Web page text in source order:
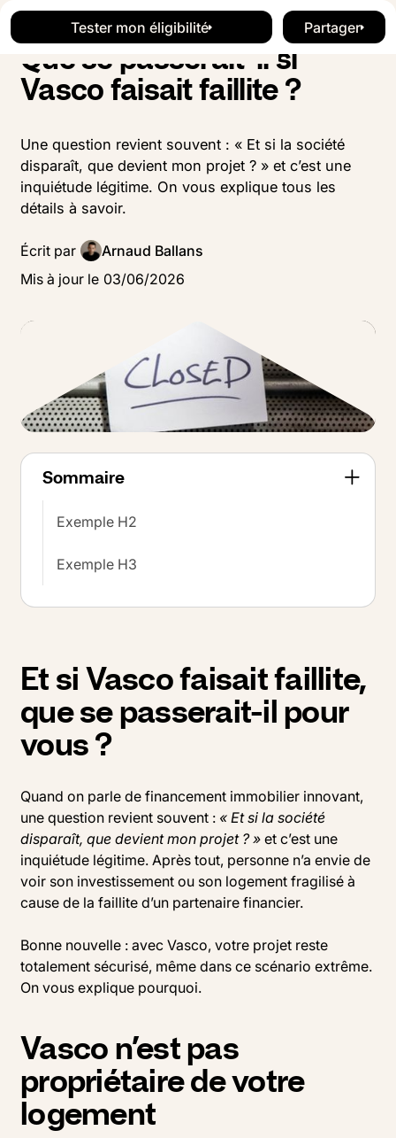
Button Text
Tester mon éligibilité
Blog Financement
Que se passerait-il si
Vasco faisait faillite ?
Une question revient souvent : « Et si la société
disparaît, que devient mon projet ? » et c’est une
inquiétude légitime. On vous explique tous les
détails à savoir.
Écrit par
Arnaud Ballans
Mis à jour le 03/06/2026
Sommaire
Exemple H2
Exemple H3
Et si Vasco faisait faillite,
que se passerait-il pour
vous ?
Quand on parle de financement immobilier innovant,
une question revient souvent : « Et si la société
disparaît, que devient mon projet ? » et c’est une
inquiétude légitime. Après tout, personne n’a envie de
voir son investissement ou son logement fragilisé à
cause de la faillite d’un partenaire financier.
Bonne nouvelle : avec Vasco, votre projet reste
totalement sécurisé, même dans ce scénario extrême.
On vous explique pourquoi.
Vasco n’est pas
propriétaire de votre
logement
Button Text
Tester mon éligibilité Button
Partager